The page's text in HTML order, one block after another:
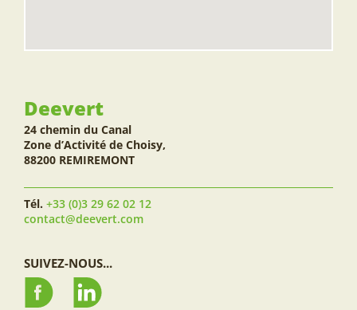
Deevert
24 chemin du Canal
Zone d’Activité de Choisy,
88200 REMIREMONT
Tél. +33 (0)3 29 62 02 12
contact@deevert.com
SUIVEZ-NOUS...